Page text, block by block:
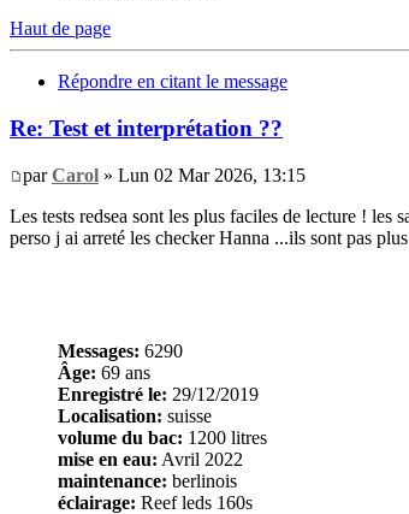
Haut de page
Répondre en citant le message
Re: Test et interprétation ??
parCarol » Lun 02 Mar 2026, 13:15
Les tests redsea sont les plus faciles de lecture ! les
perso j ai arreté les checker Hanna ...ils sont pas
Messages: 6290
Âge: 69 ans
Enregistré le: 29/12/2019
Localisation: suisse
volume du bac: 1200 litres
mise en eau: Avril 2022
maintenance: berlinois
éclairage: Reef leds 160s